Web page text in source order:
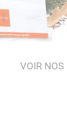
VOIR NOS